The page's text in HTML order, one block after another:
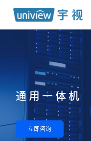
通用一体机
立即咨询